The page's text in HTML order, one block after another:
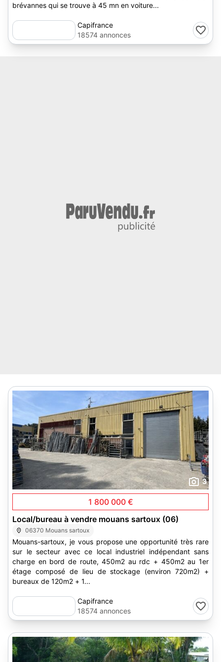
brévannes qui se trouve à 45 mn en voiture...
Capifrance
18574 annonces
3
1 800 000 €
Local/bureau à vendre mouans sartoux (06)
06370 Mouans sartoux
Mouans-sartoux, je vous propose une opportunité très rare
sur le secteur avec ce local industriel indépendant sans
charge en bord de route, 450m2 au rdc + 450m2 au 1er
étage composé de lieu de stockage (environ 720m2) +
bureaux de 120m2 + 1...
Capifrance
18574 annonces